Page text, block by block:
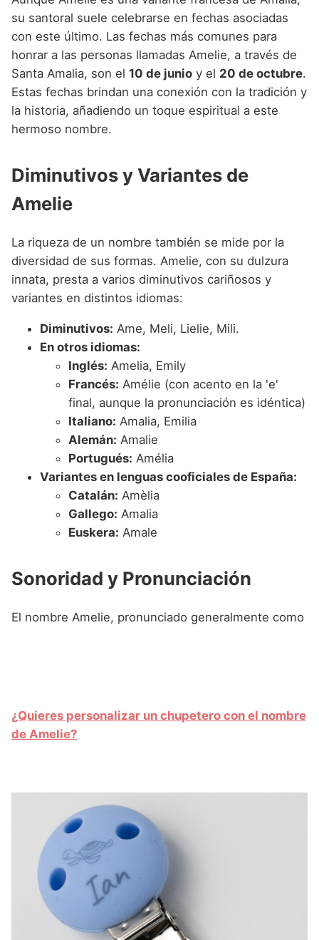
su santoral suele celebrarse en fechas asociadas
con este último. Las fechas más comunes para
honrar a las personas llamadas Amelie, a través de
Santa Amalia, son el 10 de junio y el 20 de octubre.
Estas fechas brindan una conexión con la tradición y
la historia, añadiendo un toque espiritual a este
hermoso nombre.
Diminutivos y Variantes de
Amelie
La riqueza de un nombre también se mide por la
diversidad de sus formas. Amelie, con su dulzura
innata, presta a varios diminutivos cariñosos y
variantes en distintos idiomas:
Diminutivos: Ame, Meli, Lielie, Mili.
En otros idiomas:
Inglés: Amelia, Emily
Francés: Amélie (con acento en la 'e'
final, aunque la pronunciación es idéntica)
Italiano: Amalia, Emilia
Alemán: Amalie
Portugués: Amélia
Variantes en lenguas cooficiales de España:
Catalán: Amèlia
Gallego: Amalia
Euskera: Amale
Sonoridad y Pronunciación
El nombre Amelie, pronunciado generalmente como
¿Quieres personalizar un chupetero con el nombre
de Amelie?